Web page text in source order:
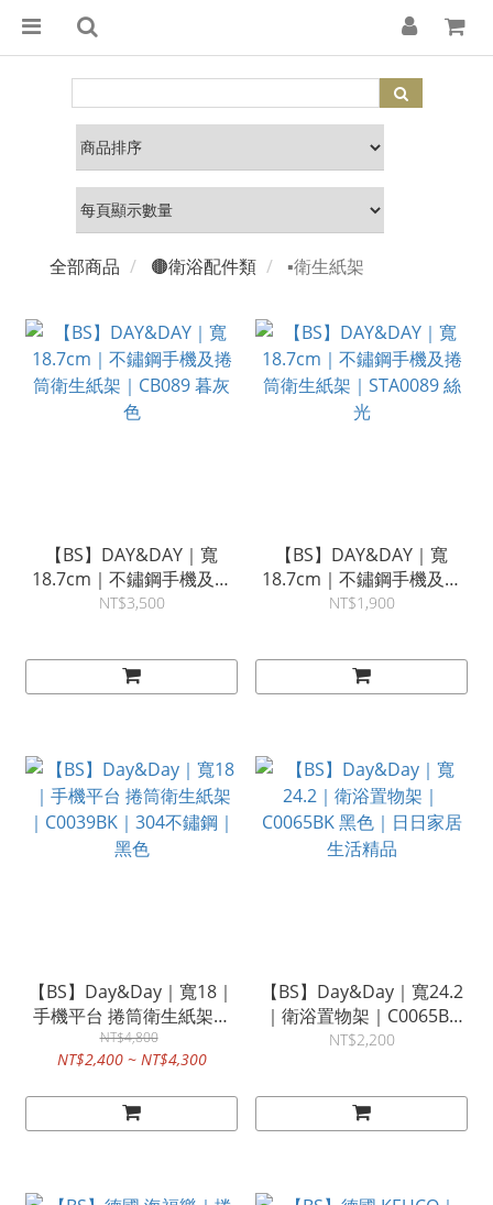
全部商品 🟤衛浴配件類 ▪️衛生紙架
【BS】DAY&DAY｜寬
18.7cm｜不鏽鋼手機及捲
筒衛生紙架｜CB089 暮灰
NT$3,500
【BS】DAY&DAY｜寬
18.7cm｜不鏽鋼手機及捲
筒衛生紙架｜STA0089 絲
NT$1,900
【BS】Day&Day｜寬18｜
手機平台 捲筒衛生紙架｜
C0039BK｜304不鏽鋼｜黑
色
NT$4,800
NT$2,400 ~ NT$4,300
【BS】Day&Day｜寬24.2
｜衛浴置物架｜C0065BK
黑色｜日日家居生活精品
NT$2,200